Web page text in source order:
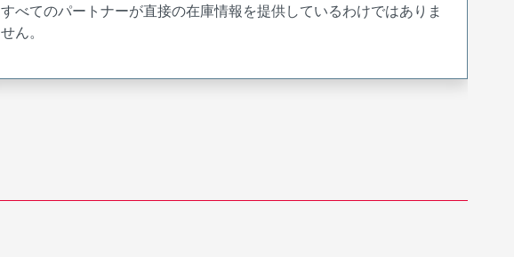
すべてのパートナーが直接の在庫情報を提供しているわけではありま
せん。